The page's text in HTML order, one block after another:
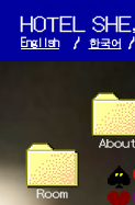
English
/ 한국어 /